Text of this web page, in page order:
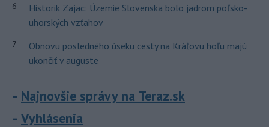
6
Historik Zajac: Územie Slovenska bolo jadrom poľsko-
uhorských vzťahov
7
Obnovu posledného úseku cesty na Kráľovu hoľu majú
ukončiť v auguste
Najnovšie správy na Teraz.sk
Vyhlásenia